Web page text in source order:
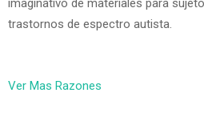
imaginativo de materiales para
trastornos de espectro autista.
Ver Mas Razones